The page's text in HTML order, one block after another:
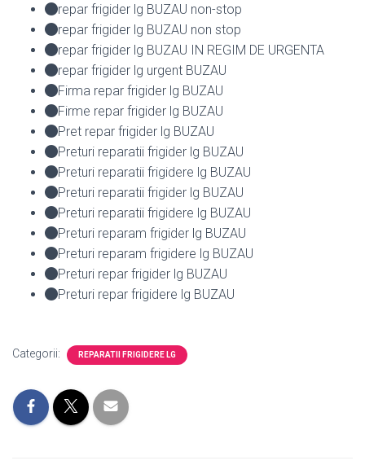
repar frigider lg BUZAU non-stop
repar frigider lg BUZAU non stop
repar frigider lg BUZAU IN REGIM DE URGENTA
repar frigider lg urgent BUZAU
Firma repar frigider lg BUZAU
Firme repar frigider lg BUZAU
Pret repar frigider lg BUZAU
Preturi reparatii frigider lg BUZAU
Preturi reparatii frigidere lg BUZAU
Preturi reparatii frigider lg BUZAU
Preturi reparatii frigidere lg BUZAU
Preturi reparam frigider lg BUZAU
Preturi reparam frigidere lg BUZAU
Preturi repar frigider lg BUZAU
Preturi repar frigidere lg BUZAU
Categorii: REPARATII FRIGIDERE LG